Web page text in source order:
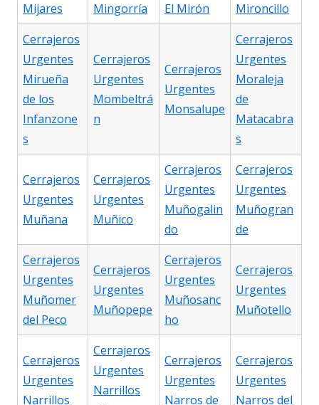
Mijares
Mingorría
El Mirón
Mironcillo
Cerrajeros
Urgentes
Mirueña
de los
Infanzone
s
Cerrajeros
Urgentes
Mombeltrá
n
Cerrajeros
Urgentes
Monsalupe
Cerrajeros
Urgentes
Moraleja
de
Matacabra
s
Cerrajeros
Urgentes
Muñana
Cerrajeros
Urgentes
Muñico
Cerrajeros
Urgentes
Muñogalin
do
Cerrajeros
Urgentes
Muñogran
de
Cerrajeros
Urgentes
Muñomer
del Peco
Cerrajeros
Urgentes
Muñopepe
Cerrajeros
Urgentes
Muñosanc
ho
Cerrajeros
Urgentes
Muñotello
Cerrajeros
Urgentes
Narrillos
Cerrajeros
Urgentes
Narrillos
Cerrajeros
Urgentes
Narros de
Cerrajeros
Urgentes
Narros del